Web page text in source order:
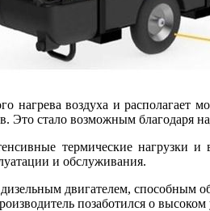
нагрева воздуха и располагает
Это стало возможным благодаря
термические нагрузки
и обслуживания.
двигателем, способным
позаботился о